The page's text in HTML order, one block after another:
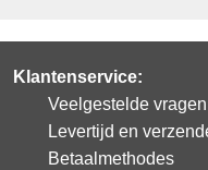
Klantenservice:
Veelgestelde vragen
Levertijd en
Betaalmethodes